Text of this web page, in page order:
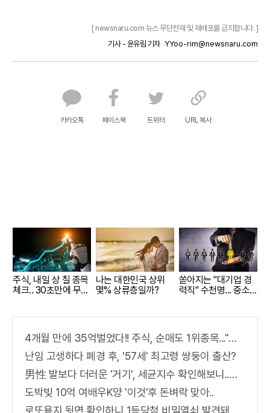
[ newsnaru.com 뉴스 무단전재 및 재배포를 금지합니다. ]
기사 - 윤유림 기자 YYoo-rim@newsnaru.com
카카오톡 페이스북 트위터 URL 복사
주식, 내일 상 칠 종목
체크.. 30초만에 무료
나는 대한민국 상위
몇% 상류층일까?
쏟아지는 "대기업 경
력직" 수천명... 중소
4개월 만에 35억벌었다!! 주식, 순매도 1위종목..."충격"
난임 고생하다 폐경 후, '57세' 최고령 쌍둥이 출산?
男性 발보다 더러운 '거기', 세균지수 확인해보니..충격!
도박빚 10억 여배우K양 '이것'후 돈벼락 맞아..
로또용지 뒷면 확인하니 1등당첨 비밀열쇠 발견돼